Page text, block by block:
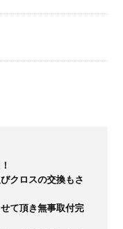
クロスの交換もさ
て頂き無事取付完